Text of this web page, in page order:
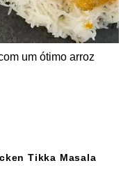
um ótimo arroz
Tikka Masala